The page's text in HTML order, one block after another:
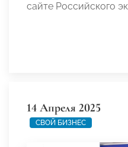
сайте Российского
14 Апреля 2025
СВОЙ БИЗНЕС